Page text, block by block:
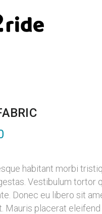
habitant morbi
Vestibulum tortor
Donec eu libero sit
Mauris placerat eleifend